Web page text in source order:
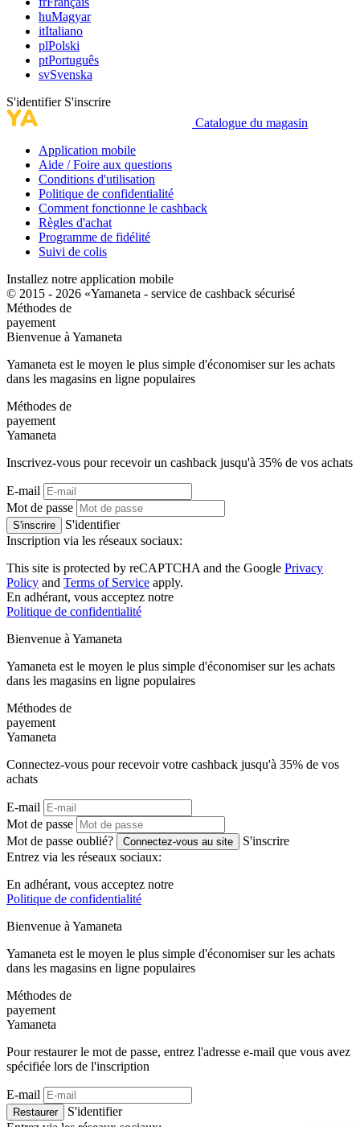
huMagyar
itItaliano
plPolski
ptPortuguês
svSvenska
S'identifier S'inscrire
Catalogue du magasin
Application mobile
Aide / Foire aux questions
Conditions d'utilisation
Politique de confidentialité
Comment fonctionne le cashback
Règles d'achat
Programme de fidélité
Suivi de colis
Installez notre application mobile
© 2015 - 2026 «Yamaneta - service de cashback sécurisé
Méthodes de
payement
Bienvenue à Yamaneta
Yamaneta est le moyen le plus simple d'économiser sur les achats
dans les magasins en ligne populaires
Méthodes de
payement
Yamaneta
Inscrivez-vous pour recevoir un cashback jusqu'à 35% de vos achats
E-mail
Mot de passe
S'inscrire
S'identifier
Inscription via les réseaux sociaux:
This site is protected by reCAPTCHA and the Google Privacy
Policy and Terms of Service apply.
En adhérant, vous acceptez notre
Politique de confidentialité
Bienvenue à Yamaneta
Yamaneta est le moyen le plus simple d'économiser sur les achats
dans les magasins en ligne populaires
Méthodes de
payement
Yamaneta
Connectez-vous pour recevoir votre cashback jusqu'à 35% de vos
achats
E-mail
Mot de passe
Mot de passe oublié?
Connectez-vous au site
S'inscrire
Entrez via les réseaux sociaux:
En adhérant, vous acceptez notre
Politique de confidentialité
Bienvenue à Yamaneta
Yamaneta est le moyen le plus simple d'économiser sur les achats
dans les magasins en ligne populaires
Méthodes de
payement
Yamaneta
Pour restaurer le mot de passe, entrez l'adresse e-mail que vous avez
spécifiée lors de l'inscription
E-mail
Restaurer
S'identifier